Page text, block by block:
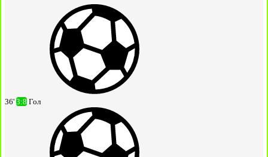
36' 3:8 Гол